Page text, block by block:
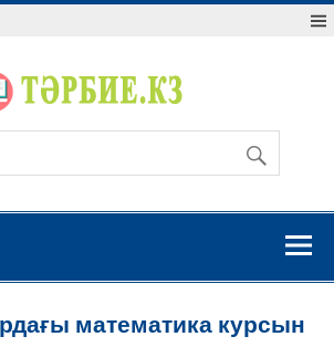
математика курсын